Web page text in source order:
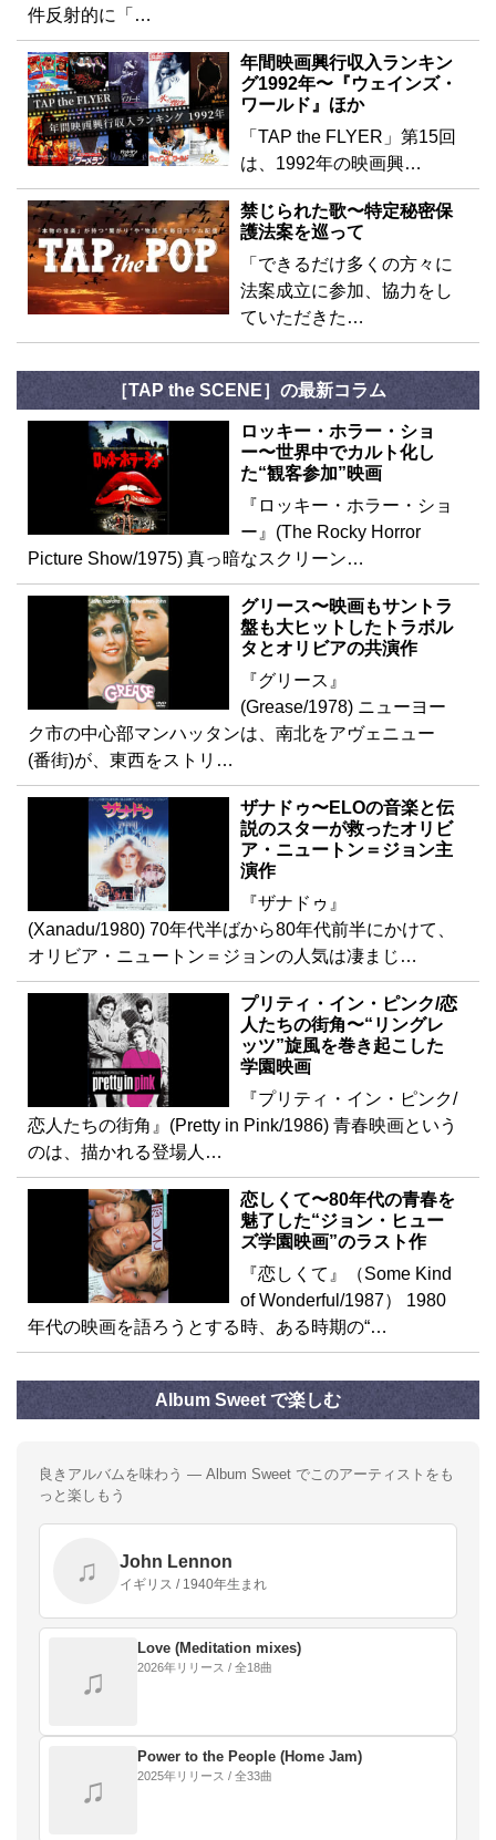
件反射的に「…
年間映画興行収入ランキン
グ1992年〜『ウェインズ・
ワールド』ほか
「TAP the FLYER」第15回
は、1992年の映画興…
禁じられた歌〜特定秘密保
護法案を巡って
「できるだけ多くの方々に
法案成立に参加、協力をし
ていただきた…
［TAP the SCENE］の最新コラム
ロッキー・ホラー・ショ
ー〜世界中でカルト化し
た“観客参加”映画
『ロッキー・ホラー・ショ
ー』(The Rocky Horror
Picture Show/1975) 真っ暗なスクリーン…
グリース〜映画もサントラ
盤も大ヒットしたトラボル
タとオリビアの共演作
『グリース』
(Grease/1978) ニューヨー
ク市の中心部マンハッタンは、南北をアヴェニュー
(番街)が、東西をストリ…
ザナドゥ〜ELOの音楽と伝
説のスターが救ったオリビ
ア・ニュートン＝ジョン主
演作
『ザナドゥ』
(Xanadu/1980) 70年代半ばから80年代前半にかけて、
オリビア・ニュートン＝ジョンの人気は凄まじ…
プリティ・イン・ピンク/恋
人たちの街角〜“リングレ
ッツ”旋風を巻き起こした
学園映画
『プリティ・イン・ピンク/
恋人たちの街角』(Pretty in Pink/1986) 青春映画という
のは、描かれる登場人…
恋しくて〜80年代の青春を
魅了した“ジョン・ヒュー
ズ学園映画”のラスト作
『恋しくて』（Some Kind
of Wonderful/1987） 1980
年代の映画を語ろうとする時、ある時期の“…
Album Sweet で楽しむ
良きアルバムを味わう — Album Sweet でこのアーティストをも
っと楽しもう
♫ John Lennon
イギリス / 1940年生まれ
♫
Love (Meditation mixes)
2026年リリース / 全18曲
♫
Power to the People (Home Jam)
2025年リリース / 全33曲